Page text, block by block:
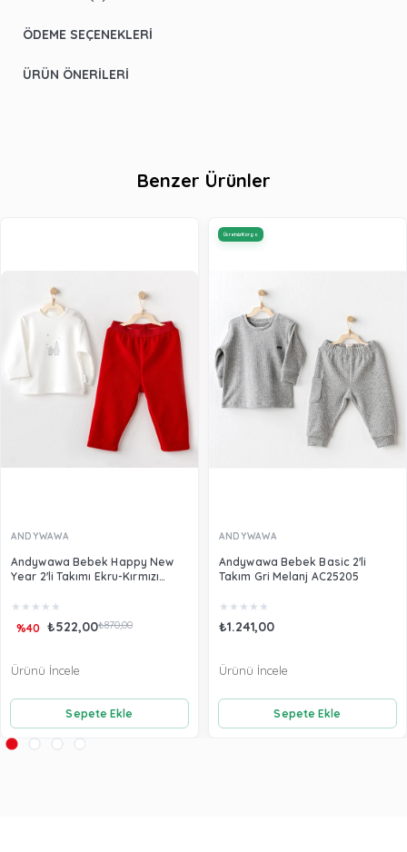
ÖDEME SEÇENEKLERI
ÜRÜN ÖNERILERI
Benzer Ürünler
ANDYWAWA
Andywawa Bebek Happy New
Year 2'li Takımı Ekru-Kırmızı
★ ★ ★ ★ ★
₺522,00₺870,00
%40
Sepete Ekle
Ürünü İncele
ANDYWAWA
Andywawa Bebek Basic 2'li
Takım Gri Melanj AC25205
★ ★ ★ ★ ★
₺1.241,00
Sepete Ekle
Ürünü İncele
Ücretsiz Kargo